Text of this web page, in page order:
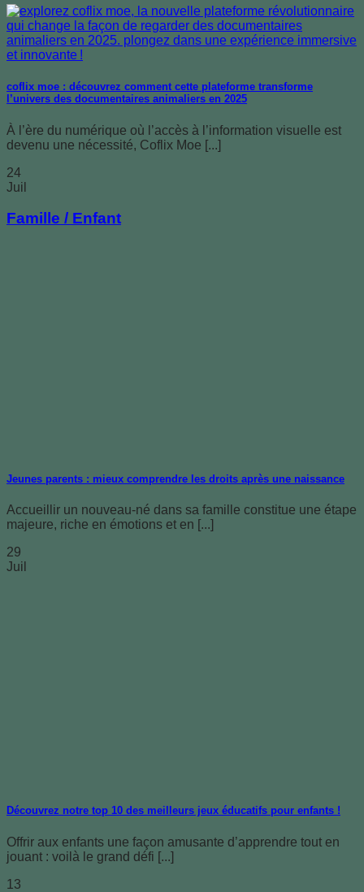
coflix moe : découvrez comment cette plateforme transforme
l’univers des documentaires animaliers en 2025
À l’ère du numérique où l’accès à l’information visuelle est
devenu une nécessité, Coflix Moe [...]
24
Juil
Famille / Enfant
Jeunes parents : mieux comprendre les droits après une naissance
Accueillir un nouveau-né dans sa famille constitue une étape
majeure, riche en émotions et en [...]
29
Juil
Découvrez notre top 10 des meilleurs jeux éducatifs pour enfants !
Offrir aux enfants une façon amusante d’apprendre tout en
jouant : voilà le grand défi [...]
13